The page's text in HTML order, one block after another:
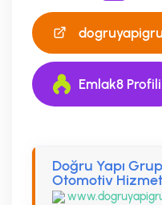
Emlak8 Profili
Doğru Yapı
Otomotiv